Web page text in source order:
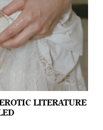
LITERATURE